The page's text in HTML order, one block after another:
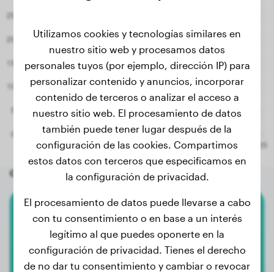
Otros perros aleatorios
Bullterrier
Ella
Utilizamos cookies y tecnologías similares en
nuestro sitio web y procesamos datos
personales tuyos (por ejemplo, dirección IP) para
personalizar contenido y anuncios, incorporar
contenido de terceros o analizar el acceso a
nuestro sitio web. El procesamiento de datos
también puede tener lugar después de la
configuración de las cookies. Compartimos
estos datos con terceros que especificamos en
la configuración de privacidad.
El procesamiento de datos puede llevarse a cabo
con tu consentimiento o en base a un interés
legítimo al que puedes oponerte en la
configuración de privacidad. Tienes el derecho
de no dar tu consentimiento y cambiar o revocar